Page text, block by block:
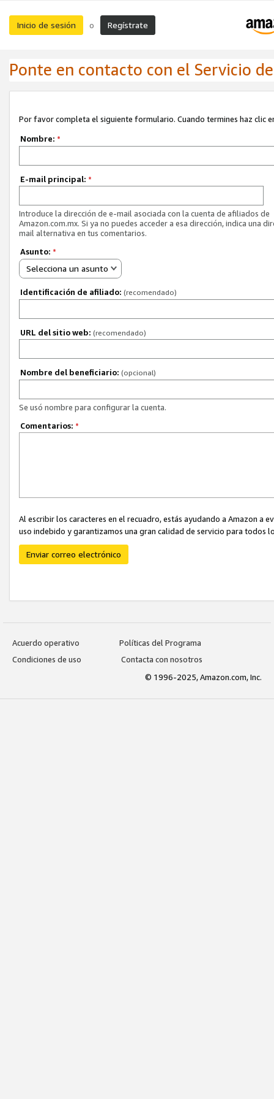
Inicio de sesión o Regístrate
Ponte en contacto con el Servicio
Por favor completa el siguiente formulario. Cuando termines haz clic
Nombre: *
E-mail principal: *
Introduce la dirección de e-mail asociada con la cuenta de afiliados de
Amazon.com.mx. Si ya no puedes acceder a esa dirección, indica una
mail alternativa en tus comentarios.
Asunto: *
Selecciona un asunto
Identificación de afiliado: (recomendado)
URL del sitio web: (recomendado)
Nombre del beneficiario: (opcional)
Se usó nombre para configurar la cuenta.
Comentarios: *
Al escribir los caracteres en el recuadro, estás ayudando a Amazon
uso indebido y garantizamos una gran calidad de servicio para todos
Enviar correo electrónico
Acuerdo operativo
Políticas del Programa
Condiciones de uso
Contacta con nosotros
© 1996-2025, Amazon.com, Inc.